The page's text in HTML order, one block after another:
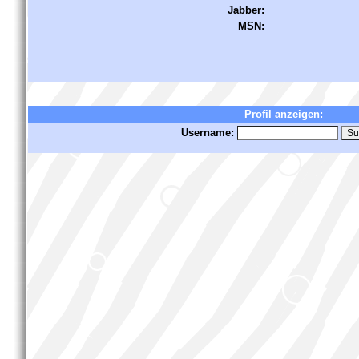
Jabber:
MSN:
Profil anzeigen:
Username: